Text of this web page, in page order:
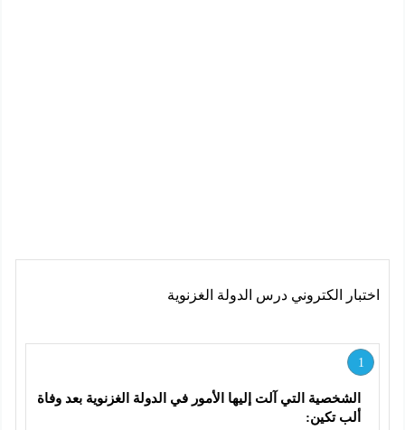
اختبار الكتروني درس الدولة الغزنوية
1
ألب تكين: